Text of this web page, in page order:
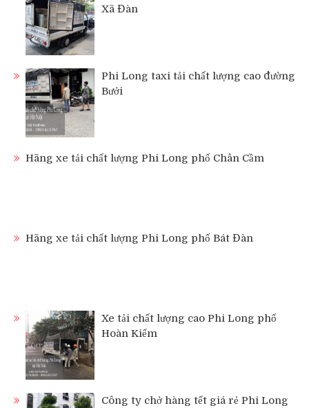
Xã Đàn
Phi Long taxi tải chất lượng cao đường
Bưởi
Hãng xe tải chất lượng Phi Long phố Chân Cầm
Hãng xe tải chất lượng Phi Long phố Bát Đàn
Xe tải chất lượng cao Phi Long phố
Hoàn Kiếm
Công ty chở hàng tết giá rẻ Phi Long